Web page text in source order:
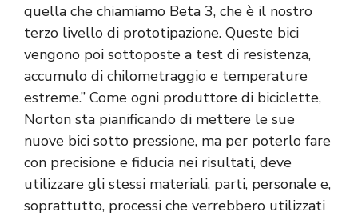
quella che chiamiamo Beta 3, che è il nostro
terzo livello di prototipazione. Queste bici
vengono poi sottoposte a test di resistenza,
accumulo di chilometraggio e temperature
estreme.” Come ogni produttore di biciclette,
Norton sta pianificando di mettere le sue
nuove bici sotto pressione, ma per poterlo fare
con precisione e fiducia nei risultati, deve
utilizzare gli stessi materiali, parti, personale e,
soprattutto, processi che verrebbero utilizzati